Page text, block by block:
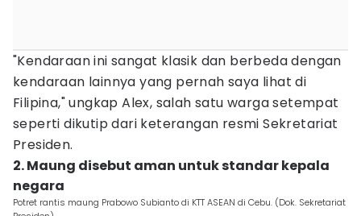
"Kendaraan ini sangat klasik dan berbeda dengan
kendaraan lainnya yang pernah saya lihat di
Filipina," ungkap Alex, salah satu warga setempat
seperti dikutip dari keterangan resmi Sekretariat
Presiden.
2. Maung disebut aman untuk standar kepala
negara
Potret rantis maung Prabowo Subianto di KTT ASEAN di Cebu. (Dok. Sekretariat